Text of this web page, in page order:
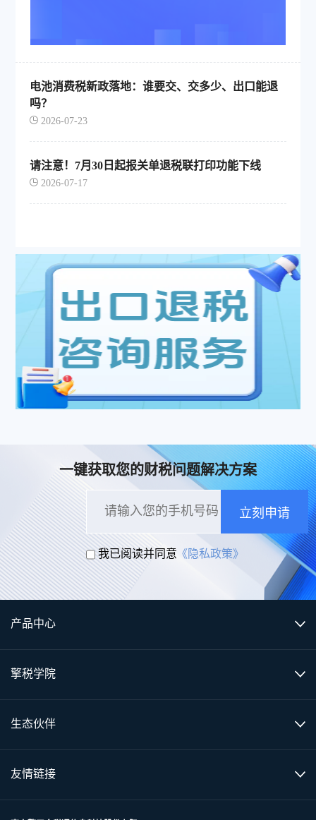
电池消费税新政落地：谁要交、交多少、出口能退
吗？
2026-07-23
请注意！7月30日起报关单退税联打印功能下线
2026-07-17
一键获取您的财税问题解决方案
立刻申请
我已阅读并同意《隐私政策》
产品中心
擎税学院
生态伙伴
友情链接